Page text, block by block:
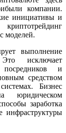
компании.
инициативы и
моделей.
выполнение
исключает
посредников и
средством
Бизнес
юридическом
заработка
инфраструктуры